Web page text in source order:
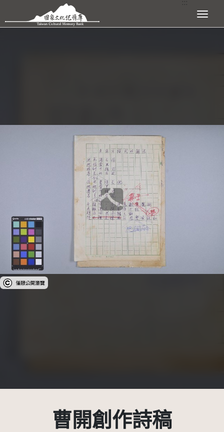
跳到主要內容區塊 展開選單
受著作權法保護-僅限於本平台有限度公開瀏覽
曹開創作詩稿